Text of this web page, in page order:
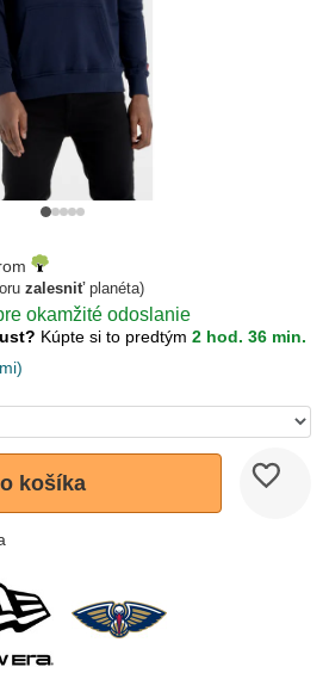
zalesniťplanéta)
okamžité odoslanie
Kúpte si to predtým 2 hod. 36 min.
košíka